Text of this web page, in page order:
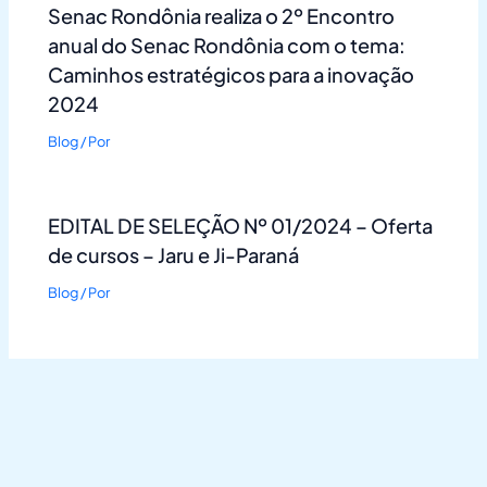
Senac Rondônia realiza o 2º Encontro
anual do Senac Rondônia com o tema:
Caminhos estratégicos para a inovação
2024
Blog/ Por
EDITAL DE SELEÇÃO Nº 01/2024 – Oferta
de cursos – Jaru e Ji-Paraná
Blog/ Por